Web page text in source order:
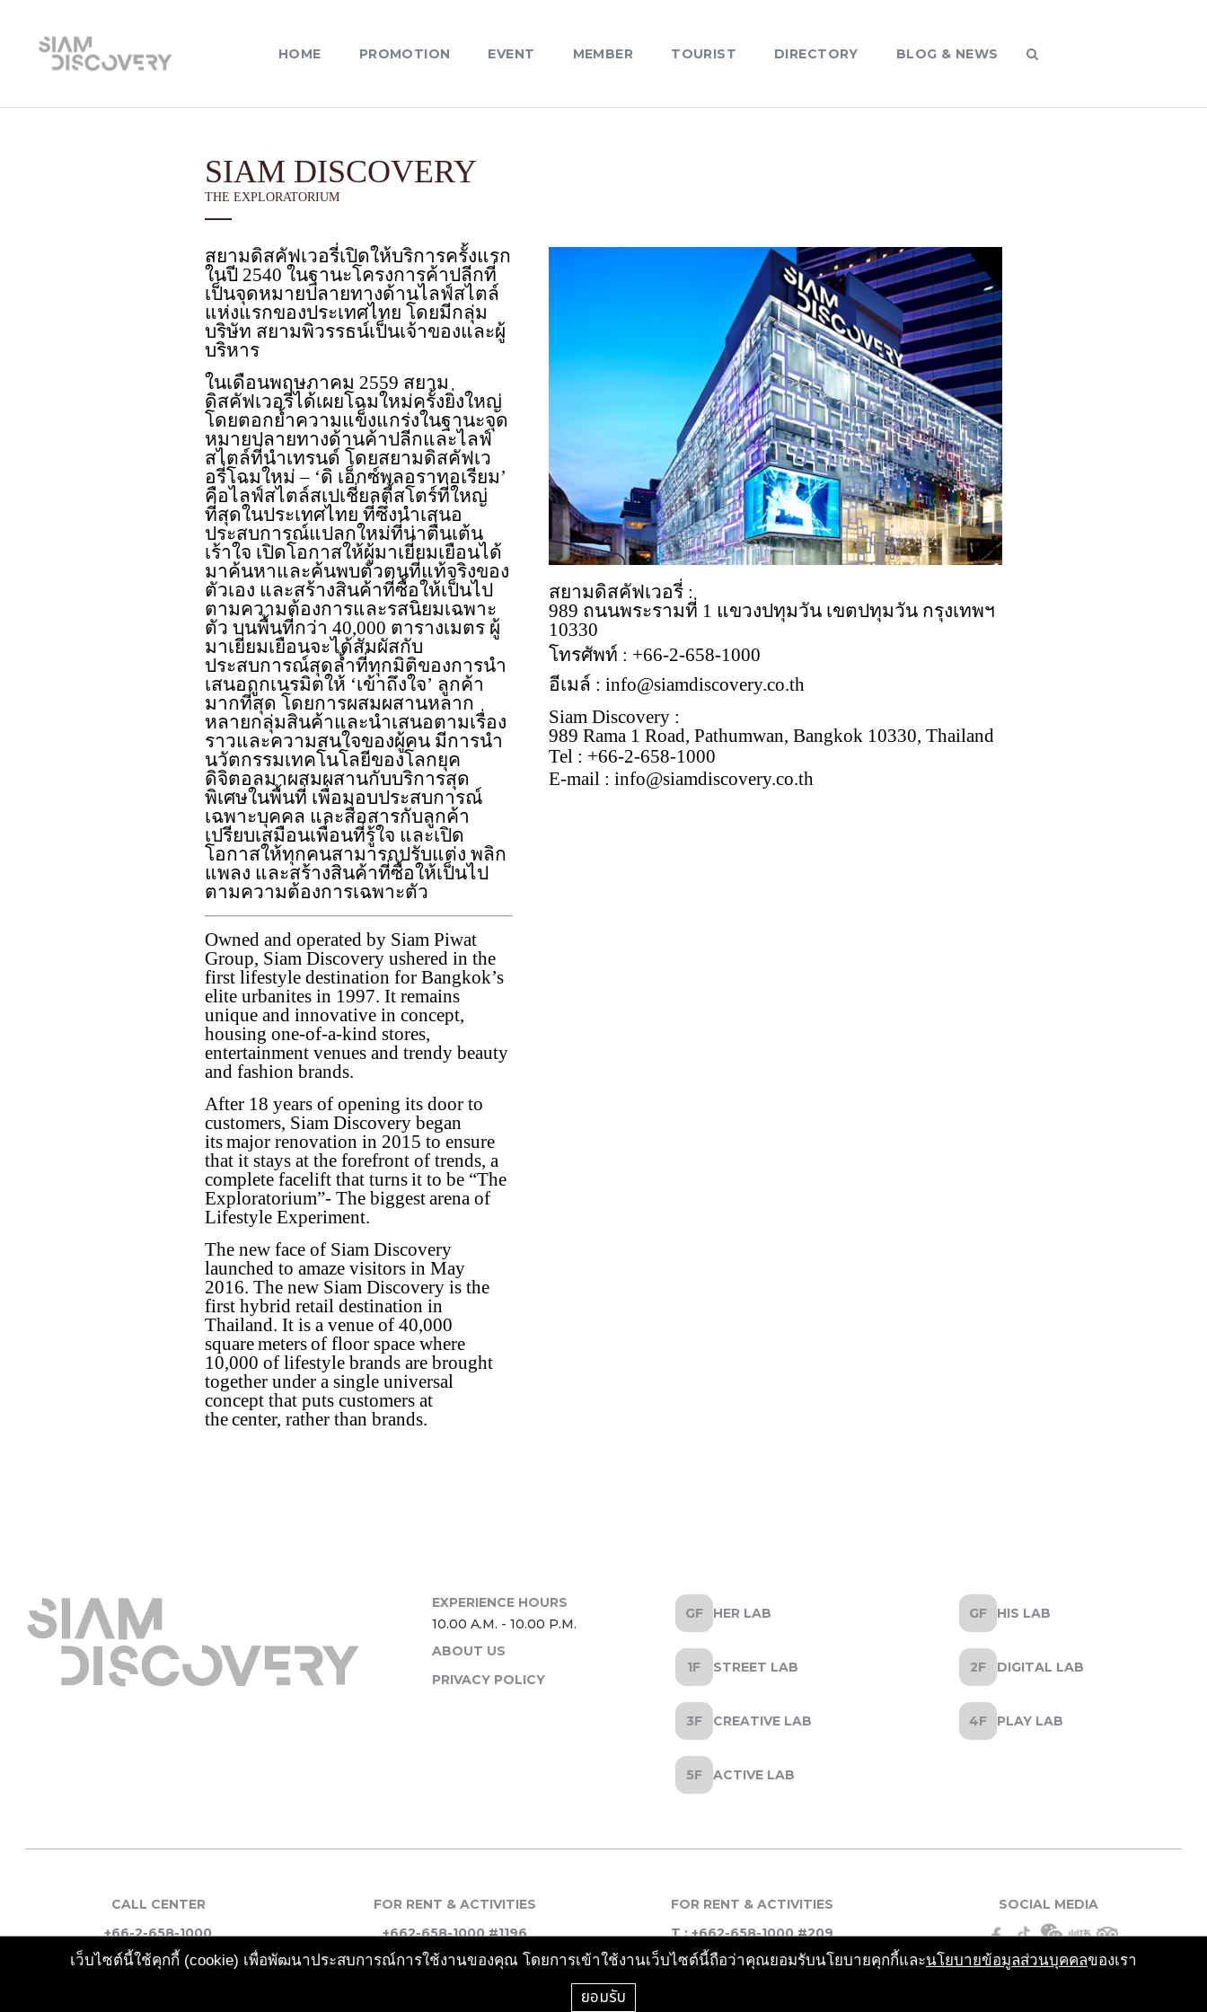
HOME PROMOTION EVENT MEMBER TOURIST DIRECTORY BLOG & NEWS
SIAM DISCOVERY
THE EXPLORATORIUM
สยามดิสคัฟเวอรี่เปิดให้บริการครั้งแรก
ในปี 2540 ในฐานะโครงการค้าปลีกที่
เป็นจุดหมายปลายทางด้านไลฟ์สไตล์
แห่งแรกของประเทศไทย โดยมีกลุ่ม
บริษัท สยามพิวรรธน์เป็นเจ้าของและผู้
บริหาร
ในเดือนพฤษภาคม 2559 สยาม
ดิสคัฟเวอรี่ได้เผยโฉมใหม่ครั้งยิ่งใหญ่
โดยตอกย้ำความแข็งแกร่งในฐานะจุด
หมายปลายทางด้านค้าปลีกและไลฟ์
สไตล์ที่นำเทรนด์ โดยสยามดิสคัฟเว
อรี่โฉมใหม่ – ‘ดิ เอ็กซ์พลอราทอเรียม’
คือไลฟ์สไตล์สเปเชี่ยลตี้สโตร์ที่ใหญ่
ที่สุดในประเทศไทย ที่ซึ่งนำเสนอ
ประสบการณ์แปลกใหม่ที่น่าตื่นเต้น
เร้าใจ เปิดโอกาสให้ผู้มาเยี่ยมเยือนได้
มาค้นหาและค้นพบตัวตนที่แท้จริงของ
ตัวเอง และสร้างสินค้าที่ซื้อให้เป็นไป
ตามความต้องการและรสนิยมเฉพาะ
ตัว บนพื้นที่กว่า 40,000 ตารางเมตร ผู้
มาเยี่ยมเยือนจะได้สัมผัสกับ
ประสบการณ์สุดล้ำที่ทุกมิติของการนำ
เสนอถูกเนรมิตให้ ‘เข้าถึงใจ’ ลูกค้า
มากที่สุด โดยการผสมผสานหลาก
หลายกลุ่มสินค้าและนำเสนอตามเรื่อง
ราวและความสนใจของผู้คน มีการนำ
นวัตกรรมเทคโนโลยีของโลกยุค
ดิจิตอลมาผสมผสานกับบริการสุด
พิเศษในพื้นที่ เพื่อมอบประสบการณ์
เฉพาะบุคคล และสื่อสารกับลูกค้า
เปรียบเสมือนเพื่อนที่รู้ใจ และเปิด
โอกาสให้ทุกคนสามารถปรับแต่ง พลิก
แพลง และสร้างสินค้าที่ซื้อให้เป็นไป
ตามความต้องการเฉพาะตัว
Owned and operated by Siam Piwat
Group, Siam Discovery ushered in the
first lifestyle destination for Bangkok’s
elite urbanites in 1997. It remains
unique and innovative in concept,
housing one-of-a-kind stores,
entertainment venues and trendy beauty
and fashion brands.
After 18 years of opening its door to
customers, Siam Discovery began
its major renovation in 2015 to ensure
that it stays at the forefront of trends, a
complete facelift that turns it to be “The
Exploratorium”- The biggest arena of
Lifestyle Experiment.
The new face of Siam Discovery
launched to amaze visitors in May
2016. The new Siam Discovery is the
first hybrid retail destination in
Thailand. It is a venue of 40,000
square meters of floor space where
10,000 of lifestyle brands are brought
together under a single universal
concept that puts customers at
the center, rather than brands.
สยามดิสคัฟเวอรี่ :
989 ถนนพระรามที่ 1 แขวงปทุมวัน เขตปทุมวัน กรุงเทพฯ
10330
โทรศัพท์ : +66-2-658-1000
อีเมล์ : info@siamdiscovery.co.th
Siam Discovery :
989 Rama 1 Road, Pathumwan, Bangkok 10330, Thailand
Tel : +66-2-658-1000
E-mail : info@siamdiscovery.co.th
เว็บไซต์นี้ใช้คุกกี้ (cookie) เพื่อพัฒนาประสบการณ์การใช้งานของคุณ โดยการเข้าใช้งานเว็บไซต์นี้ถือว่าคุณยอมรับนโยบายคุกกี้และนโยบายข้อมูลส่วนบุคคลของเรา
ยอมรับ
ABOUT US
PRIVACY POLICY
HER LAB HIS LAB
STREET LAB DIGITAL LAB
CREATIVE LAB PLAY LAB
ACTIVE LAB
CALL CENTER
+66-2-658-1000
FOR RENT & ACTIVITIES
+662-658-1000 #1196
FOR RENT & ACTIVITIES
T : +662-658-1000 #209
SOCIAL MEDIA